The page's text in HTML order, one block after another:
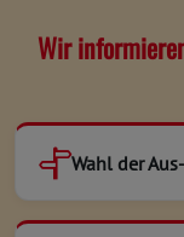
Wir
Wahl der